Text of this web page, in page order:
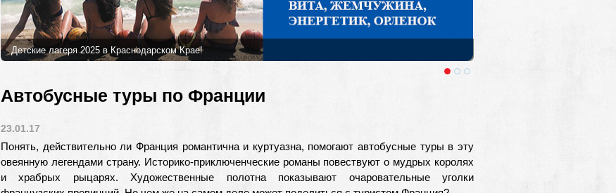
Детские лагеря 2025 в Краснодарском Крае!
Лучшие детские лагеря и программы в 2025 году в Краснодарском Крае. Выезды из Москвы и Санкт-
Автобусные туры по Франции
23.01.17
Понять, действительно ли Франция романтична и куртуазна, помогают автобусные туры в эту
овеянную легендами страну. Историко-приключенческие романы повествуют о мудрых королях
и храбрых рыцарях. Художественные полотна показывают очаровательные уголки